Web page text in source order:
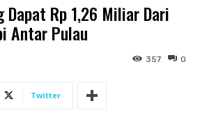
Dapat Rp 1,26 Miliar Dari
Antar Pulau
0
357
Twitter